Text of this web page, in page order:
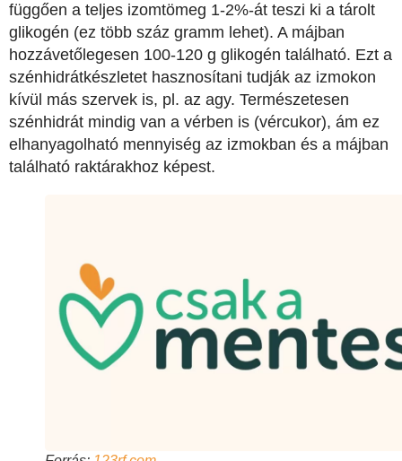
függően a teljes izomtömeg 1-2%-át teszi ki a tárolt
glikogén (ez több száz gramm lehet). A májban
hozzávetőlegesen 100-120 g glikogén található. Ezt a
szénhidrátkészletet hasznosítani tudják az izmokon
kívül más szervek is, pl. az agy. Természetesen
szénhidrát mindig van a vérben is (vércukor), ám ez
elhanyagolható mennyiség az izmokban és a májban
található raktárakhoz képest.